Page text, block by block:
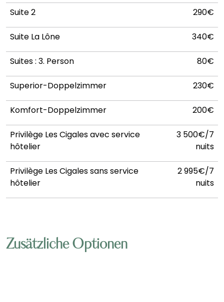
Suite 2 290€
Suite La Lône 340€
Suites : 3. Person 80€
Superior-Doppelzimmer 230€
Komfort-Doppelzimmer 200€
Privilège Les Cigales avec service
hôtelier
3 500€/7
nuits
Privilège Les Cigales sans service
hôtelier
2 995€/7
nuits
Zusätzliche Optionen